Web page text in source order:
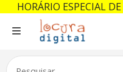
HORÁRIO ESPECIAL DE